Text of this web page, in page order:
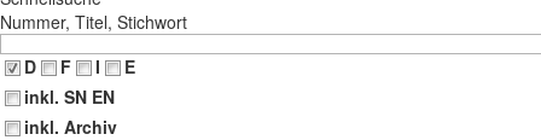
Nummer, Titel, Stichwort
D
F I
E
inkl. SN EN
inkl. Archiv